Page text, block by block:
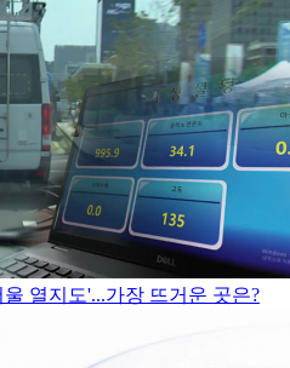
열지도'...가장 뜨거운 곳은?